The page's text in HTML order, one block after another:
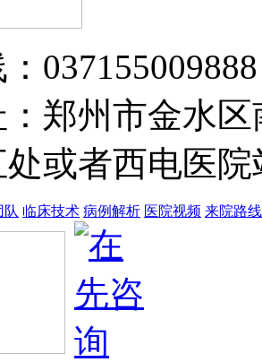
九七六年毕业
情】 037155009888
：郑州市金水
或者西电医
队 临床技术 病例解析 医院视频 来院路线